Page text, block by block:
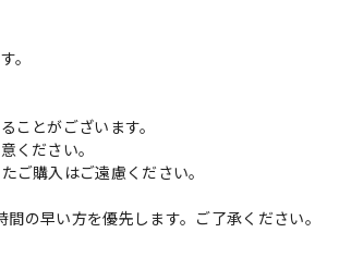
。
ことがございます。
ください。
ご購入はご遠慮ください。
の早い方を優先します。ご了承ください。